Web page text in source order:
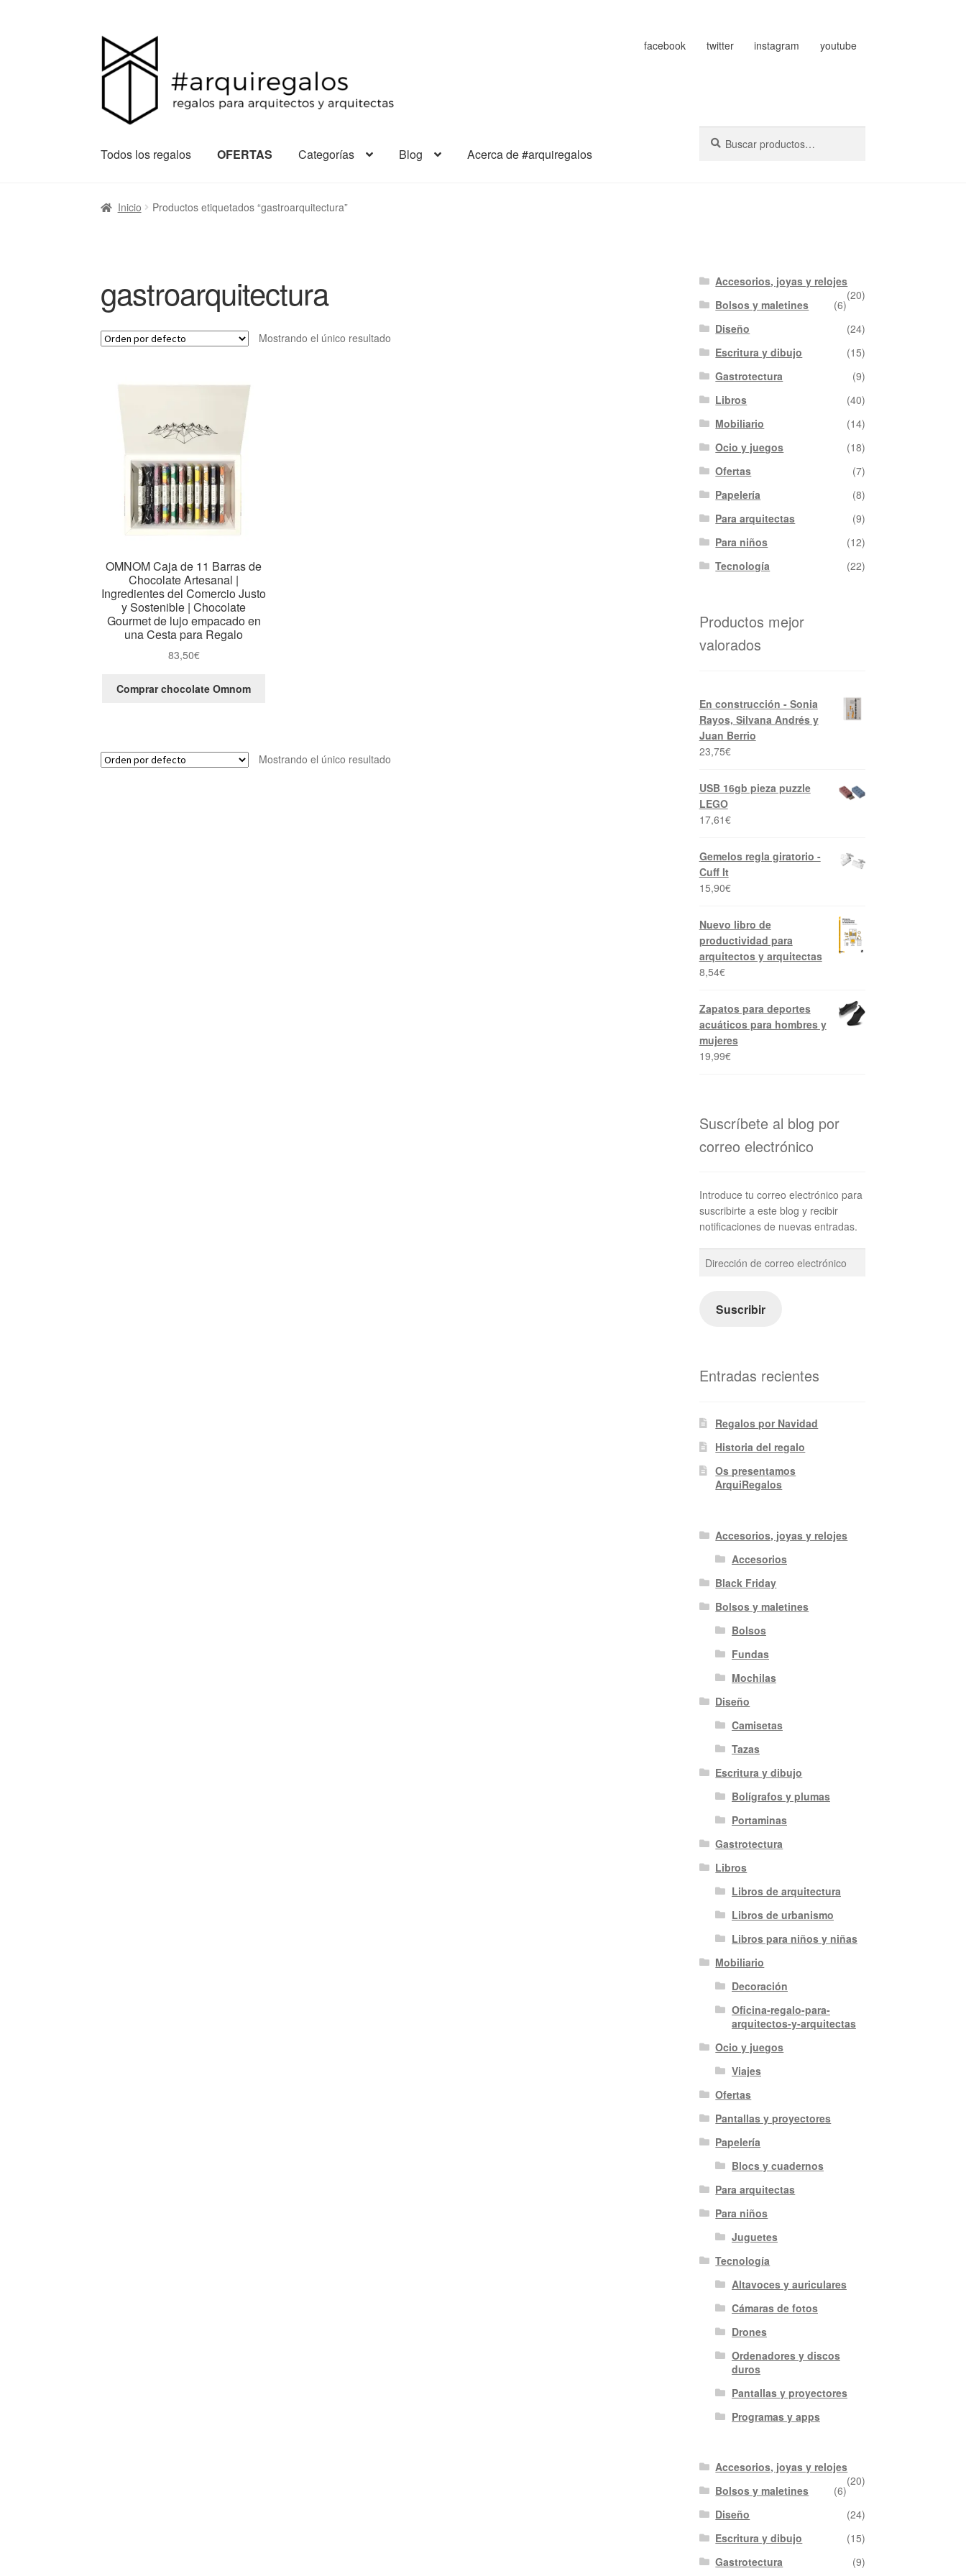
facebook twitter instagram youtube
Todos los regalos OFERTAS Categorías Blog Acerca de #arquiregalos
por:
Inicio Productos etiquetados “gastroarquitectura”
gastroarquitectura
Mostrando el único resultado
OMNOM Caja de 11 Barras de
Chocolate Artesanal |
Ingredientes del Comercio Justo
y Sostenible | Chocolate
Gourmet de lujo empacado en
una Cesta para Regalo
83,50€
Comprar chocolate Omnom
Mostrando el único resultado
Accesorios, joyas y relojes
(20)
Bolsos y maletines
(6)
Diseño
(24)
Escritura y dibujo
(15)
Gastrotectura
(9)
Libros
(40)
Mobiliario
(14)
Ocio y juegos
(18)
Ofertas
(7)
Papelería
(8)
Para arquitectas
(9)
Para niños
(12)
Tecnología
(22)
Productos mejor
valorados
En construcción - Sonia
Rayos, Silvana Andrés y
Juan Berrio
23,75€
USB 16gb pieza puzzle
LEGO
17,61€
Gemelos regla giratorio -
Cuff It
15,90€
Nuevo libro de
productividad para
arquitectos y arquitectas
8,54€
Zapatos para deportes
acuáticos para hombres y
mujeres
19,99€
Suscríbete al blog por
correo electrónico
Introduce tu correo electrónico para
suscribirte a este blog y recibir
notificaciones de nuevas entradas.
Dirección
de
electrónico
Suscribir
Entradas recientes
Regalos por Navidad
Historia del regalo
Os presentamos
ArquiRegalos
Accesorios, joyas y relojes
Accesorios
Black Friday
Bolsos y maletines
Bolsos
Fundas
Mochilas
Diseño
Camisetas
Tazas
Escritura y dibujo
Bolígrafos y plumas
Portaminas
Gastrotectura
Libros
Libros de arquitectura
Libros de urbanismo
Libros para niños y niñas
Mobiliario
Decoración
Oficina-regalo-para-
arquitectos-y-arquitectas
Ocio y juegos
Viajes
Ofertas
Pantallas y proyectores
Papelería
Blocs y cuadernos
Para arquitectas
Para niños
Juguetes
Tecnología
Altavoces y auriculares
Cámaras de fotos
Drones
Ordenadores y discos
duros
Pantallas y proyectores
Programas y apps
Accesorios, joyas y relojes
(20)
Bolsos y maletines
(6)
Diseño
(24)
Escritura y dibujo
(15)
Gastrotectura
(9)